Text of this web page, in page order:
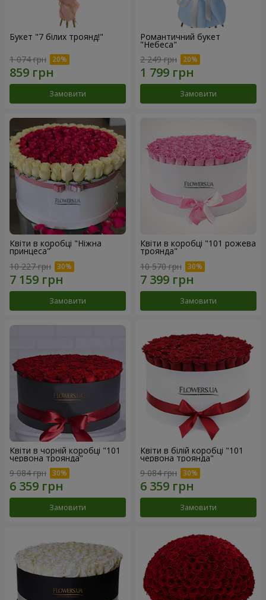
Букет "7 білих троянд!"
1 074 грн
Замовити
Романтичний букет
"Небеса"
2 249 грн
Замовити
Квіти в коробці "Ніжна
принцеса"
10 227 грн
Замовити
Квіти в коробці "101 рожева
троянда"
10 570 грн
Замовити
Квіти в чорній коробці "101
червона троянда"
9 084 грн
Замовити
Квіти в білій коробці "101
червона троянда"
9 084 грн
Замовити